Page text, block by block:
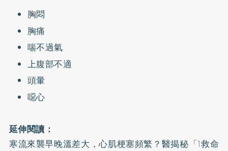
胸悶
胸痛
喘不過氣
上腹部不適
頭暈
噁心
延伸閱讀：
寒流來襲早晚溫差大，心肌梗塞頻繁？醫揭秘「1救命